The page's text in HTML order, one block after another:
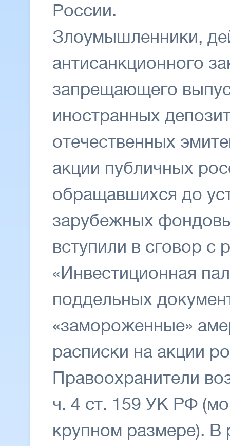
России.
Злоумышленники,
антисанкционного
запрещающего
иностранных
отечественных
акции публичных
обращавшихся до
зарубежных
вступили в сговор
«Инвестиционная
поддельных
«замороженные»
расписки на акции
Правоохранители
ч. 4 ст. 159 УК РФ
крупном размере). В